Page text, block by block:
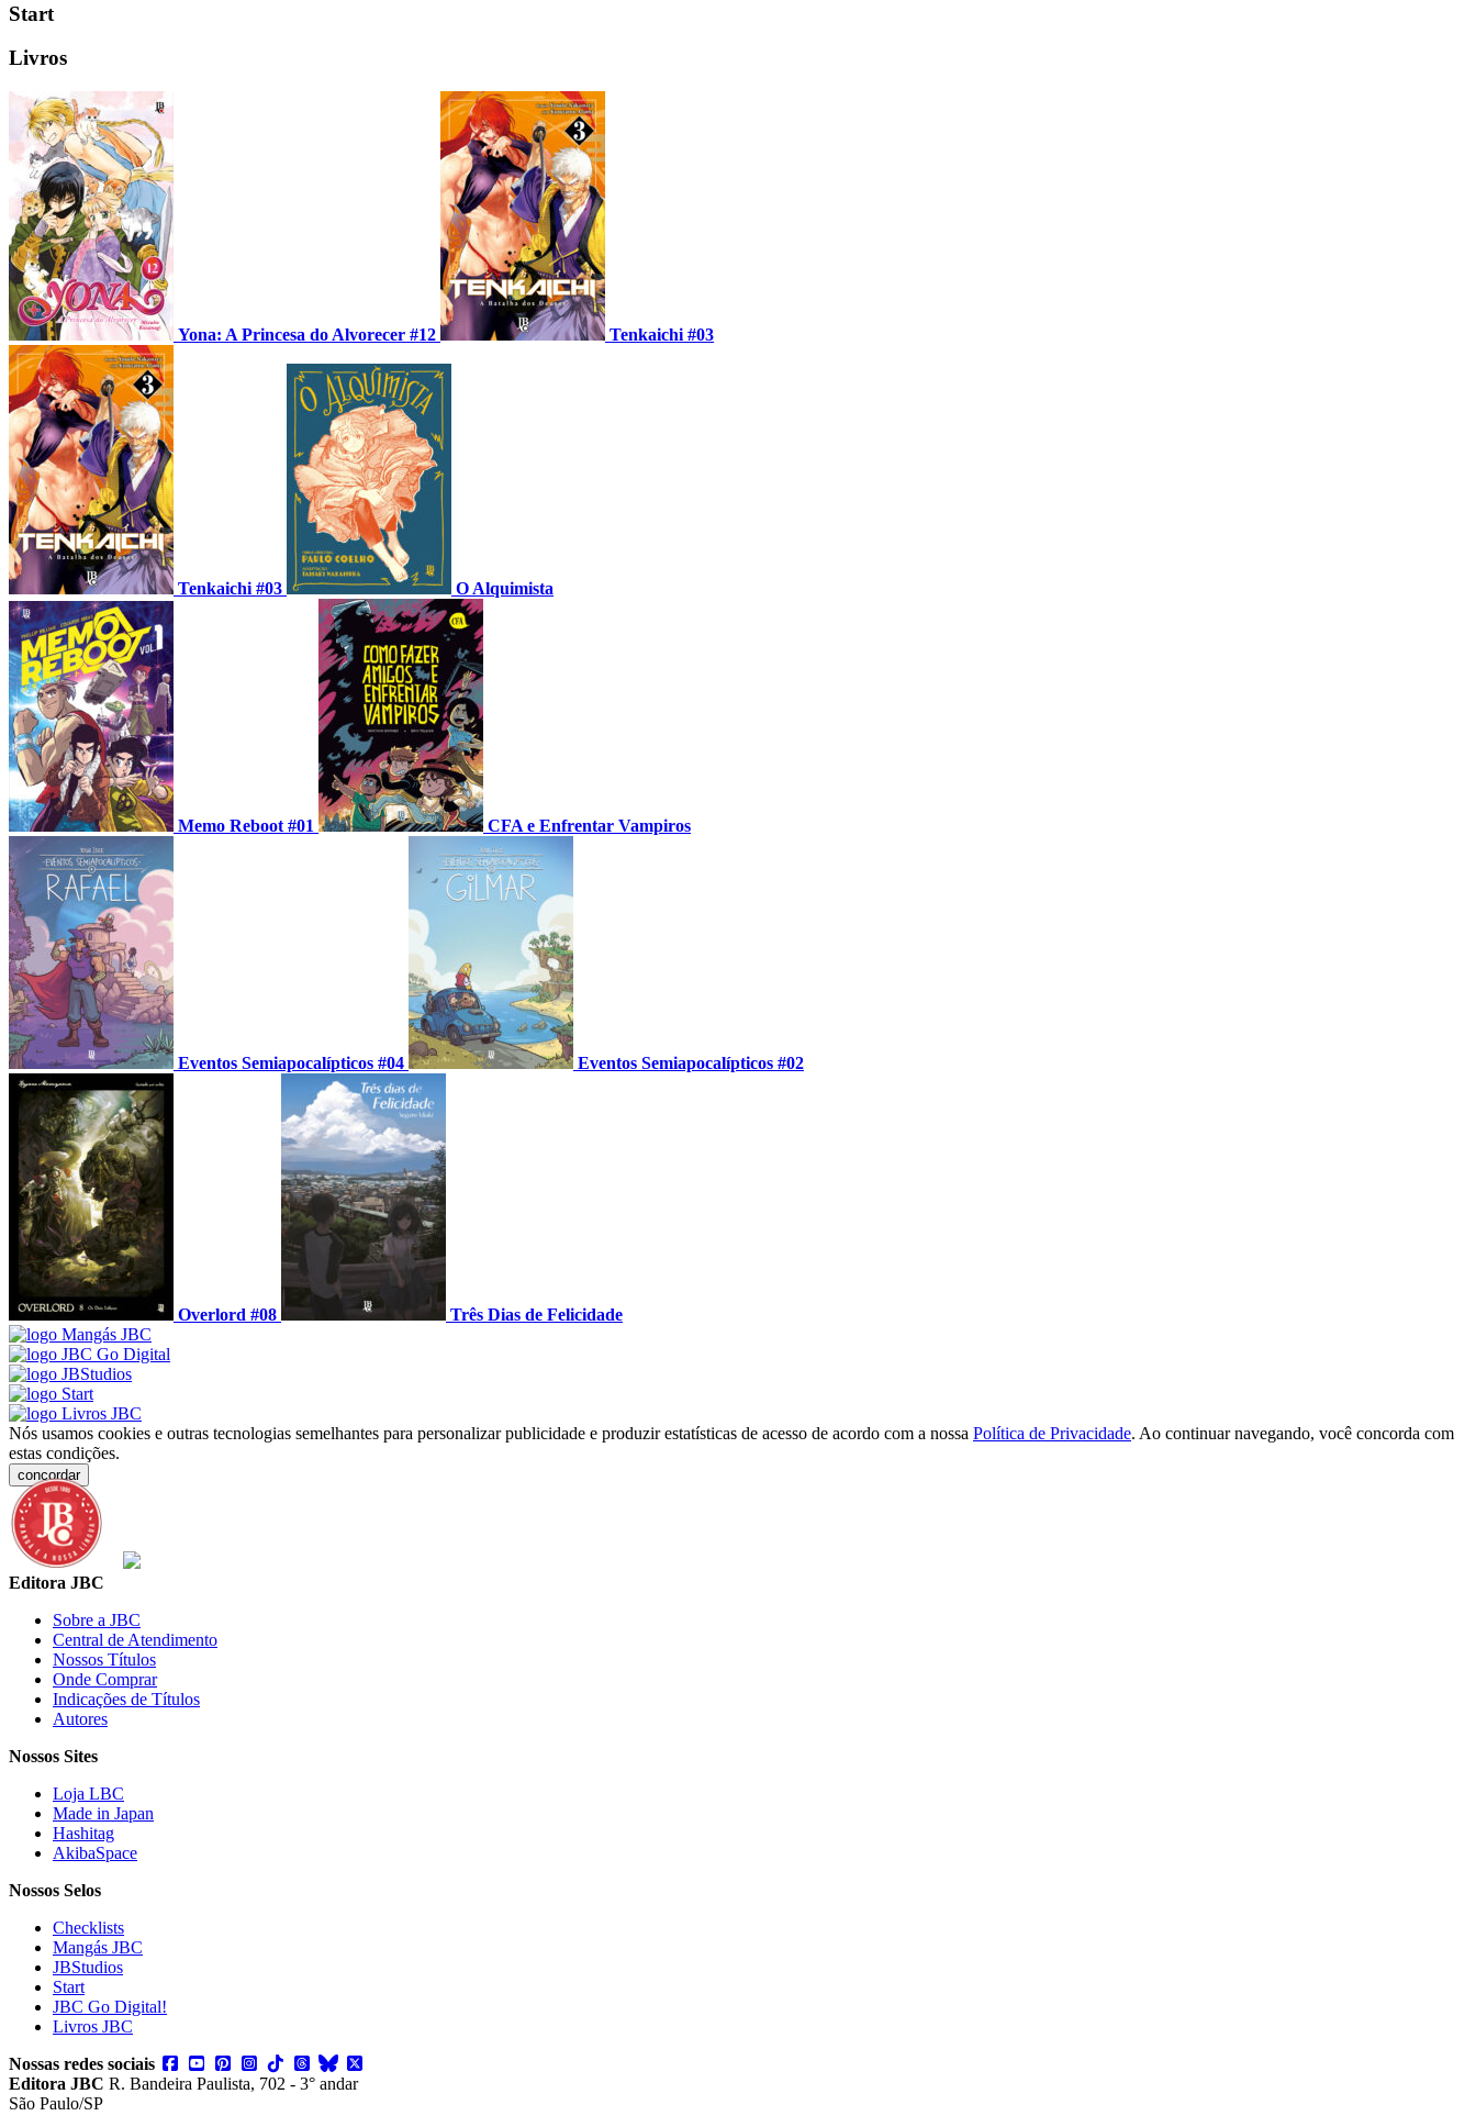
Start
Livros
Yona: A Princesa do Alvorecer #12 Tenkaichi #03
Tenkaichi #03 O Alquimista
Memo Reboot #01 CFA e Enfrentar Vampiros
Eventos Semiapocalípticos #04 Eventos Semiapocalípticos #02
Overlord #08 Três Dias de Felicidade
Nós usamos cookies e outras tecnologias semelhantes para personalizar publicidade e produzir estatísticas de acesso de acordo com a nossa Política de Privacidade. Ao continuar navegando, você concorda com
estas condições.
concordar
Editora JBC
Sobre a JBC
Central de Atendimento
Nossos Títulos
Onde Comprar
Indicações de Títulos
Autores
Nossos Sites
Loja LBC
Made in Japan
Hashitag
AkibaSpace
Nossos Selos
Checklists
Mangás JBC
JBStudios
Start
JBC Go Digital!
Livros JBC
Nossas redes sociais
Editora JBC R. Bandeira Paulista, 702 - 3° andar
São Paulo/SP